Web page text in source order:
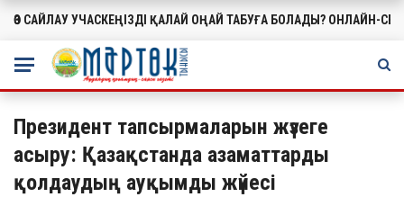
МАҢЫЗДЫ
Құрылтай сайлауы: өңірлерде саяси күнтәртібі қалай
Президент тапсырмаларын жүзеге
асыру: Қазақстанда азаматтарды
қолдаудың ауқымды жүйесі